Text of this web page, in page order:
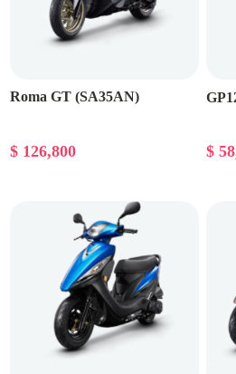
Roma GT (SA35AN)
$ 126,800 $